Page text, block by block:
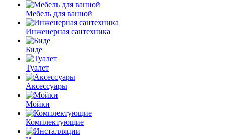
Мебель для ванной
Инженерная сантехника
Биде
Туалет
Аксессуары
Мойки
Комплектующие